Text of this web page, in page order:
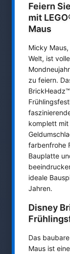
Feiern
mit
Maus
Micky
Welt, ist
zu feiern.
komplett
farbenfrohe
Bauplatte
ideale
Jahren.
Disney
Das
Maus ist